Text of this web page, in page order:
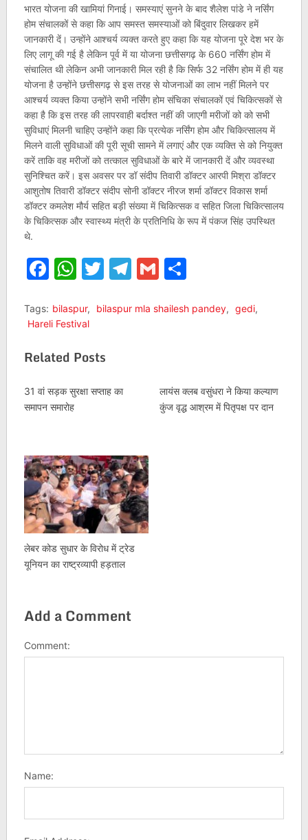
भारत योजना की खामियां गिनाई। समस्याएं सुनने के बाद शैलेश पांडे ने नर्सिंग
होम संचालकों से कहा कि आप समस्त समस्याओं को बिंदुवार लिखकर हमें
जानकारी दें। उन्होंने आश्चर्य व्यक्त करते हुए कहा कि यह योजना पूरे देश भर के
लिए लागू की गई है लेकिन पूर्व में या योजना छत्तीसगढ़ के 660 नर्सिंग होम में
संचालित थी लेकिन अभी जानकारी मिल रही है कि सिर्फ 32 नर्सिंग होम में ही यह
योजना है उन्होंने छत्तीसगढ़ से इस तरह से योजनाओं का लाभ नहीं मिलने पर
आश्चर्य व्यक्त किया उन्होंने सभी नर्सिंग होम संचिका संचालकों एवं चिकित्सकों से
कहा है कि इस तरह की लापरवाही बर्दाश्त नहीं की जाएगी मरीजों को को सभी
सुविधाएं मिलनी चाहिए उन्होंने कहा कि प्रत्येक नर्सिंग होम और चिकित्सालय में
मिलने वाली सुविधाओं की पूरी सूची सामने में लगाएं और एक व्यक्ति से को नियुक्त
करें ताकि वह मरीजों को तत्काल सुविधाओं के बारे में जानकारी दें और व्यवस्था
सुनिश्चित करें। इस अवसर पर डॉ संदीप तिवारी डॉक्टर आरपी मिश्रा डॉक्टर
आशुतोष तिवारी डॉक्टर संदीप सोनी डॉक्टर नीरज शर्मा डॉक्टर विकास शर्मा
डॉक्टर कमलेश मौर्य सहित बड़ी संख्या में चिकित्सक व सहित जिला चिकित्सालय
के चिकित्सक और स्वास्थ्य मंत्री के प्रतिनिधि के रूप में पंकज सिंह उपस्थित
थे.
Facebook
WhatsApp
Twitter
Telegram
GmailShare
Tags: bilaspur, bilaspur mla shailesh pandey, gedi,
Hareli Festival
Related Posts
31 वां सड़क सुरक्षा सप्ताह का
समापन समारोह
लायंस क्लब वसुंधरा ने किया कल्याण
कुंज वृद्ध आश्रम में पितृपक्ष पर दान
लेबर कोड सुधार के विरोध में ट्रेड
यूनियन का राष्ट्रव्यापी हड़ताल
Add a Comment
Comment:
Name: